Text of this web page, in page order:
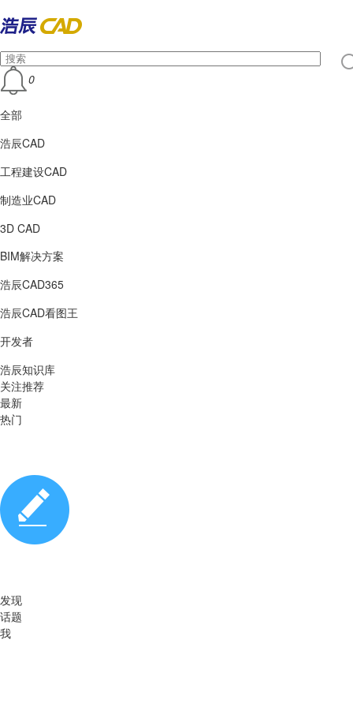
0
全部
浩辰CAD
工程建设CAD
制造业CAD
3D CAD
BIM解决方案
浩辰CAD365
浩辰CAD看图王
开发者
浩辰知识库
关注推荐
最新
热门
发现
话题
我